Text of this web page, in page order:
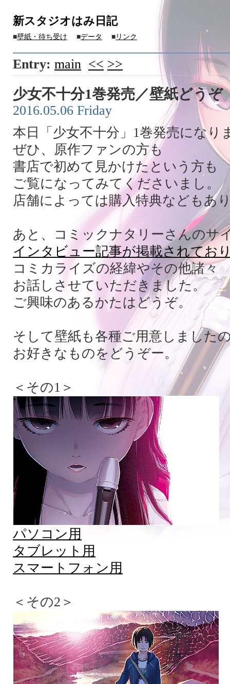
新スタジオはみ日記
■壁紙・待ち受け ■データ ■ リンク
Entry: main << >>
少女不十分1巻発売／壁紙どうぞ
2016.05.06 Friday
本日「少女不十分」1巻発売になり
ぜひ、原作ファンの方も
書店で初めて見かけたという方も
ご覧になってみてくださいまし。
店舗によっては購入特典などもあ
あと、コミックナタリーさんのサ
インタビュー記事が掲載されてお
コミカライズの経緯やその他諸々
お話しさせていただきました。
ご興味のあるかたはどうぞ。
そして壁紙も各種ご用意しました
お好きなものをどうぞー。
＜その1＞
パソコン用
タブレット用
スマートフォン用
＜その2＞